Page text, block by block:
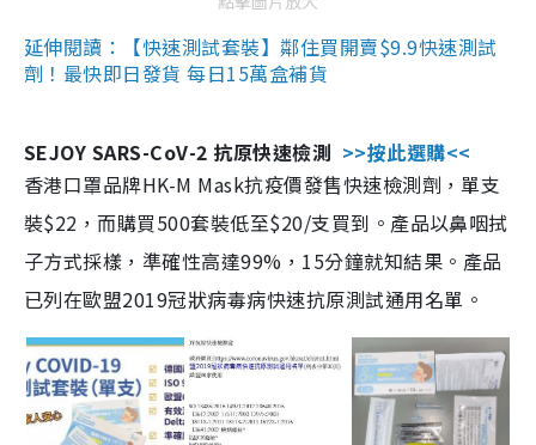
延伸閱讀：【快速測試套裝】鄰住買開賣$9.9快速測試
劑！最快即日發貨 每日15萬盒補貨
SEJOY SARS-CoV-2 抗原快速檢測 >>按此選購<<
香港口罩品牌HK-M Mask抗疫價發售快速檢測劑，單支
裝$22，而購買500套裝低至$20/支買到。產品以鼻咽拭
子方式採樣，準確性高達99%，15分鐘就知結果。產品
已列在歐盟2019冠狀病毒病快速抗原測試通用名單。